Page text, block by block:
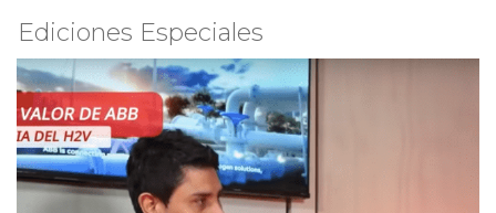
Ediciones Especiales